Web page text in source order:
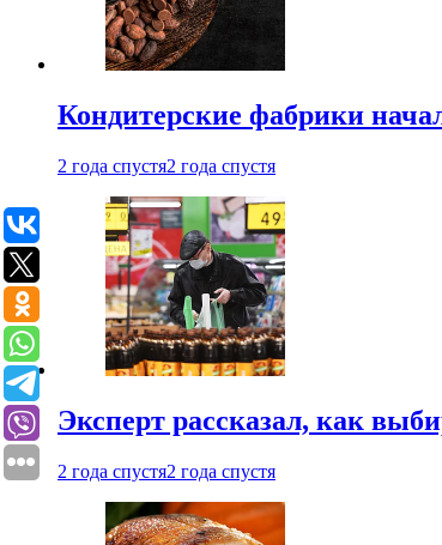
Кондитерские фабрики
2 года спустя2 года спустя
Эксперт рассказал, как
2 года спустя2 года спустя